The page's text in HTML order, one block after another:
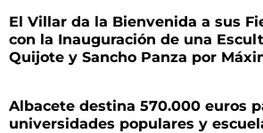
El Villar da la Bienvenida a sus
con la Inauguración de una
Quijote y Sancho Panza por
Albacete destina 570.000 euros
universidades populares y